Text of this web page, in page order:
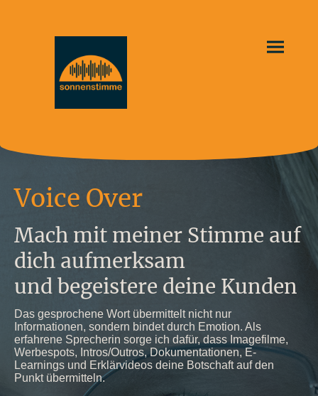
Voice Over
Mach mit meiner Stimme auf
dich aufmerksam
und begeistere deine Kunden
Das gesprochene Wort übermittelt nicht nur
Informationen, sondern bindet durch Emotion. Als
erfahrene Sprecherin sorge ich dafür, dass Imagefilme,
Werbespots, Intros/Outros, Dokumentationen, E-
Learnings und Erklärvideos deine Botschaft auf den
Punkt übermitteln.